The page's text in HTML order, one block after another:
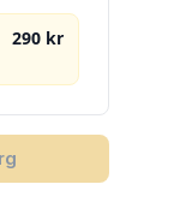
290 kr